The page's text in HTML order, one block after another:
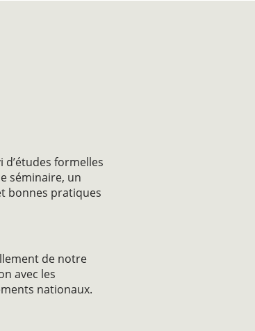
formelles
séminaire, un
bonnes pratiques
de notre
avec les
nationaux.